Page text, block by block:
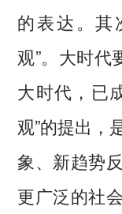
的表达。其
观”。大时代
大时代，已
观”的提出，
象、新趋势
更广泛的社